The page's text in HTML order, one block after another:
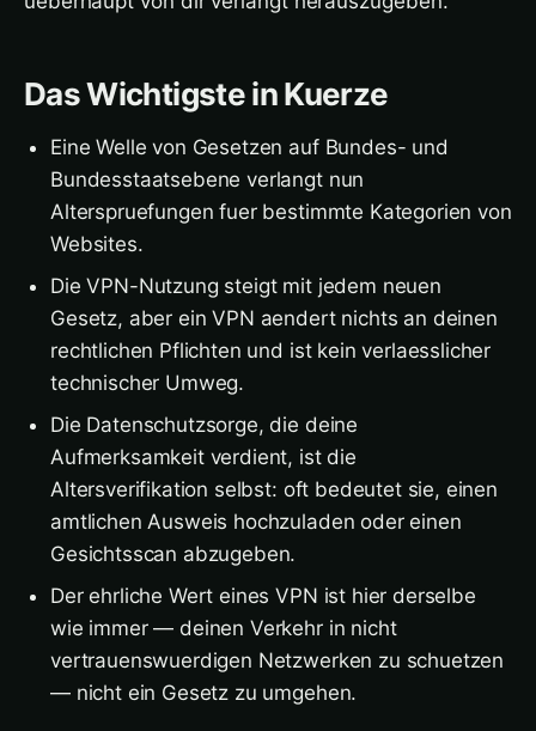
Das Wichtigste in Kuerze
Eine Welle von Gesetzen auf Bundes- und
Bundesstaatsebene verlangt nun
Alterspruefungen fuer bestimmte Kategorien von
Websites.
Die VPN-Nutzung steigt mit jedem neuen
Gesetz, aber ein VPN aendert nichts an deinen
rechtlichen Pflichten und ist kein verlaesslicher
technischer Umweg.
Die Datenschutzsorge, die deine
Aufmerksamkeit verdient, ist die
Altersverifikation selbst: oft bedeutet sie, einen
amtlichen Ausweis hochzuladen oder einen
Gesichtsscan abzugeben.
Der ehrliche Wert eines VPN ist hier derselbe
wie immer — deinen Verkehr in nicht
vertrauenswuerdigen Netzwerken zu schuetzen
— nicht ein Gesetz zu umgehen.